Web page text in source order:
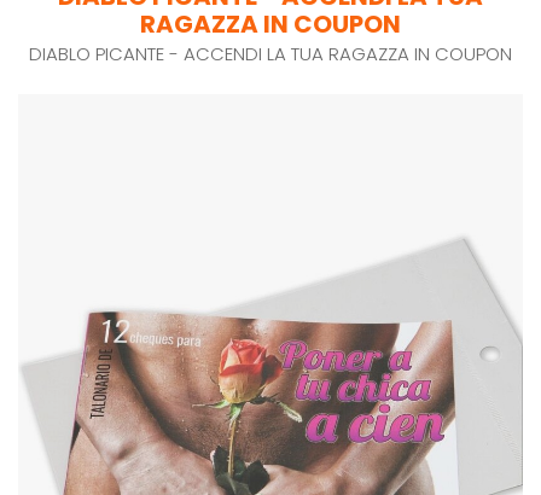
RAGAZZA IN COUPON
DIABLO PICANTE - ACCENDI LA TUA RAGAZZA IN COUPON